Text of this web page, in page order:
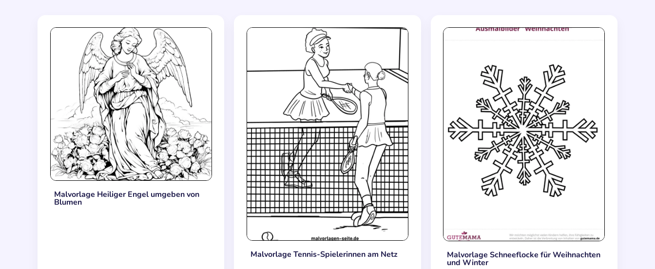
Malvorlage Heiliger Engel umgeben von
Blumen
Malvorlage Tennis-Spielerinnen am Netz Malvorlage Schneeflocke für Weihnachten
und Winter